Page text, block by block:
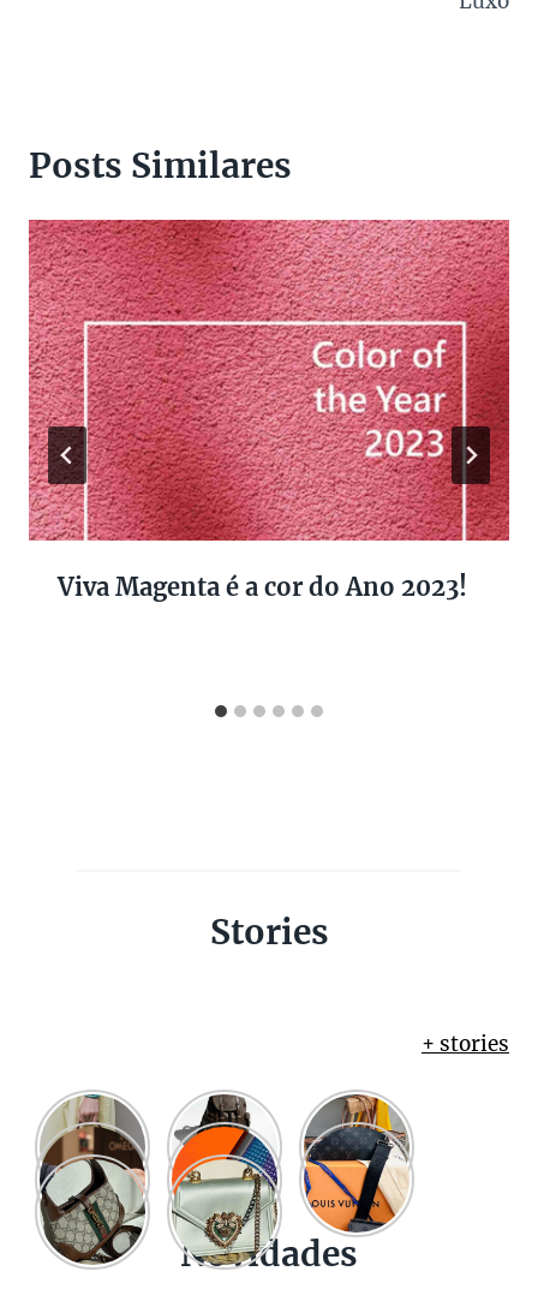
Posts Similares
Viva Magenta é a cor do Ano 2023!
Stories
+ stories
Novidades